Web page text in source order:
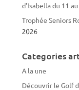
d’Isabella du 11
Trophée Seniors
2026
Categories
A la une
Découvrir le Golf